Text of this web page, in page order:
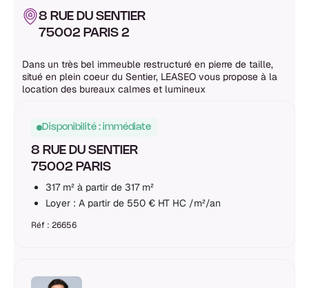
8 RUE DU SENTIER
75002 PARIS 2
Dans un très bel immeuble restructuré en pierre de taille,
situé en plein coeur du Sentier, LEASEO vous propose à la
location des bureaux calmes et lumineux
Disponibilité : immédiate
8 RUE DU SENTIER
75002 PARIS
317 m² à partir de 317 m²
Loyer : A partir de 550 € HT HC /m²/an
Réf : 26656